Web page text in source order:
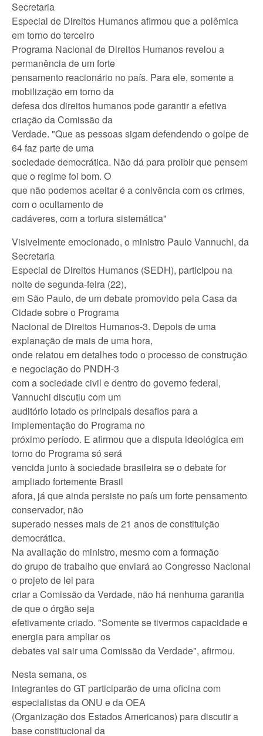
Secretaria
Especial de Direitos Humanos afirmou que a polêmica
em torno do terceiro
Programa Nacional de Direitos Humanos revelou a
permanência de um forte
pensamento reacionário no país. Para ele, somente a
mobilização em torno da
defesa dos direitos humanos pode garantir a efetiva
criação da Comissão da
Verdade. "Que as pessoas sigam defendendo o golpe de
64 faz parte de uma
sociedade democrática. Não dá para proibir que pensem
que o regime foi bom. O
que não podemos aceitar é a conivência com os crimes,
com o ocultamento de
cadáveres, com a tortura sistemática"
Visivelmente emocionado, o ministro Paulo Vannuchi, da
Secretaria
Especial de Direitos Humanos (SEDH), participou na
noite de segunda-feira (22),
em São Paulo, de um debate promovido pela Casa da
Cidade sobre o Programa
Nacional de Direitos Humanos-3. Depois de uma
explanação de mais de uma hora,
onde relatou em detalhes todo o processo de construção
e negociação do PNDH-3
com a sociedade civil e dentro do governo federal,
Vannuchi discutiu com um
auditório lotado os principais desafios para a
implementação do Programa no
próximo período. E afirmou que a disputa ideológica em
torno do Programa só será
vencida junto à sociedade brasileira se o debate for
ampliado fortemente Brasil
afora, já que ainda persiste no país um forte pensamento
conservador, não
superado nesses mais de 21 anos de constituição
democrática.
Na avaliação do ministro, mesmo com a formação
do grupo de trabalho que enviará ao Congresso Nacional
o projeto de lei para
criar a Comissão da Verdade, não há nenhuma garantia
de que o órgão seja
efetivamente criado. "Somente se tivermos capacidade e
energia para ampliar os
debates vai sair uma Comissão da Verdade", afirmou.
Nesta semana, os
integrantes do GT participarão de uma oficina com
especialistas da ONU e da OEA
(Organização dos Estados Americanos) para discutir a
base constitucional da